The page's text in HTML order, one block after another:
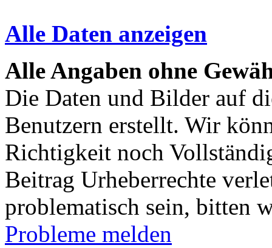
Alle Daten anzeigen
Alle Angaben ohne
Die Daten und Bilder auf
Benutzern erstellt. Wir
Richtigkeit noch
Beitrag Urheberrechte
problematisch sein, bitten
Probleme melden